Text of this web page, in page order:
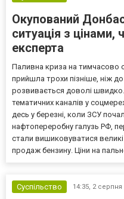
Окупований Донбас
ситуація з цінами,
експерта
Паливна криза на тимчасово
прийшла трохи пізніше, ніж
розвивається доволі
тематичних каналів у
десь у березні, коли ЗСУ
нафтопереробну галузь РФ,
стали вишиковуватися
продаж бензину. Ціни на
Суспільство 14:35, 2 серпня